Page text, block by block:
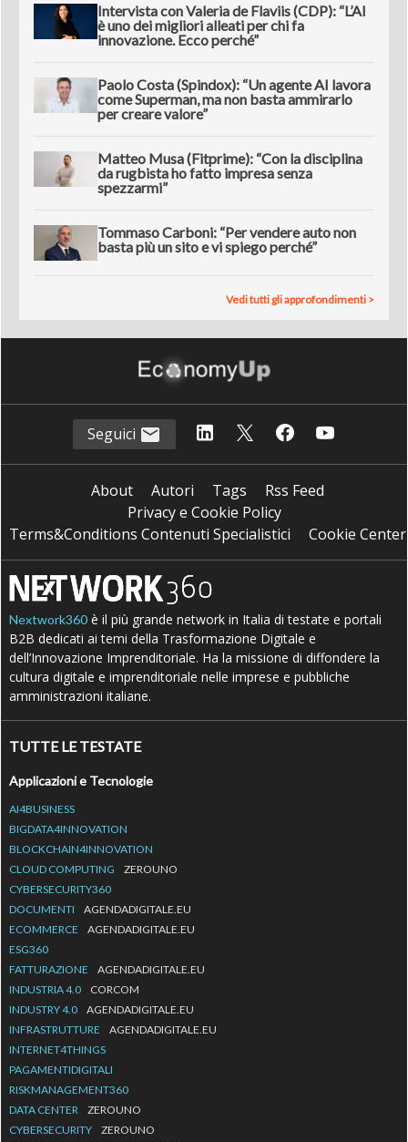
Intervista con Valeria de Flaviis (CDP): “L’AI
è uno dei migliori alleati per chi fa
innovazione. Ecco perché”
Paolo Costa (Spindox): “Un agente AI lavora
come Superman, ma non basta ammirarlo
per creare valore”
Matteo Musa (Fitprime): “Con la disciplina
da rugbista ho fatto impresa senza
spezzarmi”
Tommaso Carboni: “Per vendere auto non
basta più un sito e vi spiego perché”
Vedi tutti gli approfondimenti >
Seguici
About Autori Tags
Rss Feed
Privacy e Cookie Policy
Terms&Conditions Contenuti Specialistici
Cookie Center
Nextwork360 è il più grande network in Italia di testate e portali
B2B dedicati ai temi della Trasformazione Digitale e
dell’Innovazione Imprenditoriale. Ha la missione di diffondere la
cultura digitale e imprenditoriale nelle imprese e pubbliche
amministrazioni italiane.
TUTTE LE TESTATE
Applicazioni e Tecnologie
AI4BUSINESS
BIGDATA4INNOVATION
BLOCKCHAIN4INNOVATION
CLOUD COMPUTING
ZEROUNO
CYBERSECURITY360
DOCUMENTI
AGENDADIGITALE.EU
ECOMMERCE
AGENDADIGITALE.EU
ESG360
FATTURAZIONE
AGENDADIGITALE.EU
INDUSTRIA 4.0
CORCOM
INDUSTRY 4.0
AGENDADIGITALE.EU
INFRASTRUTTURE
AGENDADIGITALE.EU
INTERNET4THINGS
PAGAMENTIDIGITALI
RISKMANAGEMENT360
DATA CENTER
ZEROUNO
CYBERSECURITY
ZEROUNO